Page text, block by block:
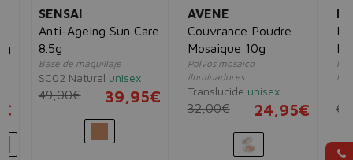
SENSAI
Anti-Ageing Sun Care
8.5g
Base de maquillaje
SC02 Natural unisex
49,00€ 39,95€
AVENE
Couvrance Poudre
Mosaique 10g
Polvos mosaico
iluminadores
Translucide unisex
32,00€ 24,95€